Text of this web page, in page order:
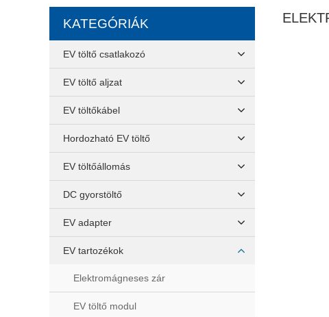
KATEGÓRIÁK
EV töltő csatlakozó
EV töltő aljzat
EV töltőkábel
Hordozható EV töltő
EV töltőállomás
DC gyorstöltő
EV adapter
EV tartozékok
Elektromágneses zár
EV töltő modul